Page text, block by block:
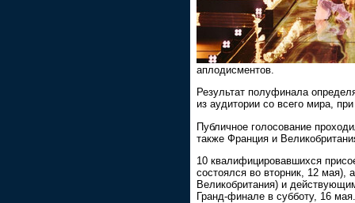
аплодисментов.
Результат полуфинала
из аудитории со всего мира,
Публичное голосование
также Франция и
10 квалифицировавшихся
состоялся во вторник, 12 мая),
Великобритания) и
Гранд-финале в субботу, 16 мая.